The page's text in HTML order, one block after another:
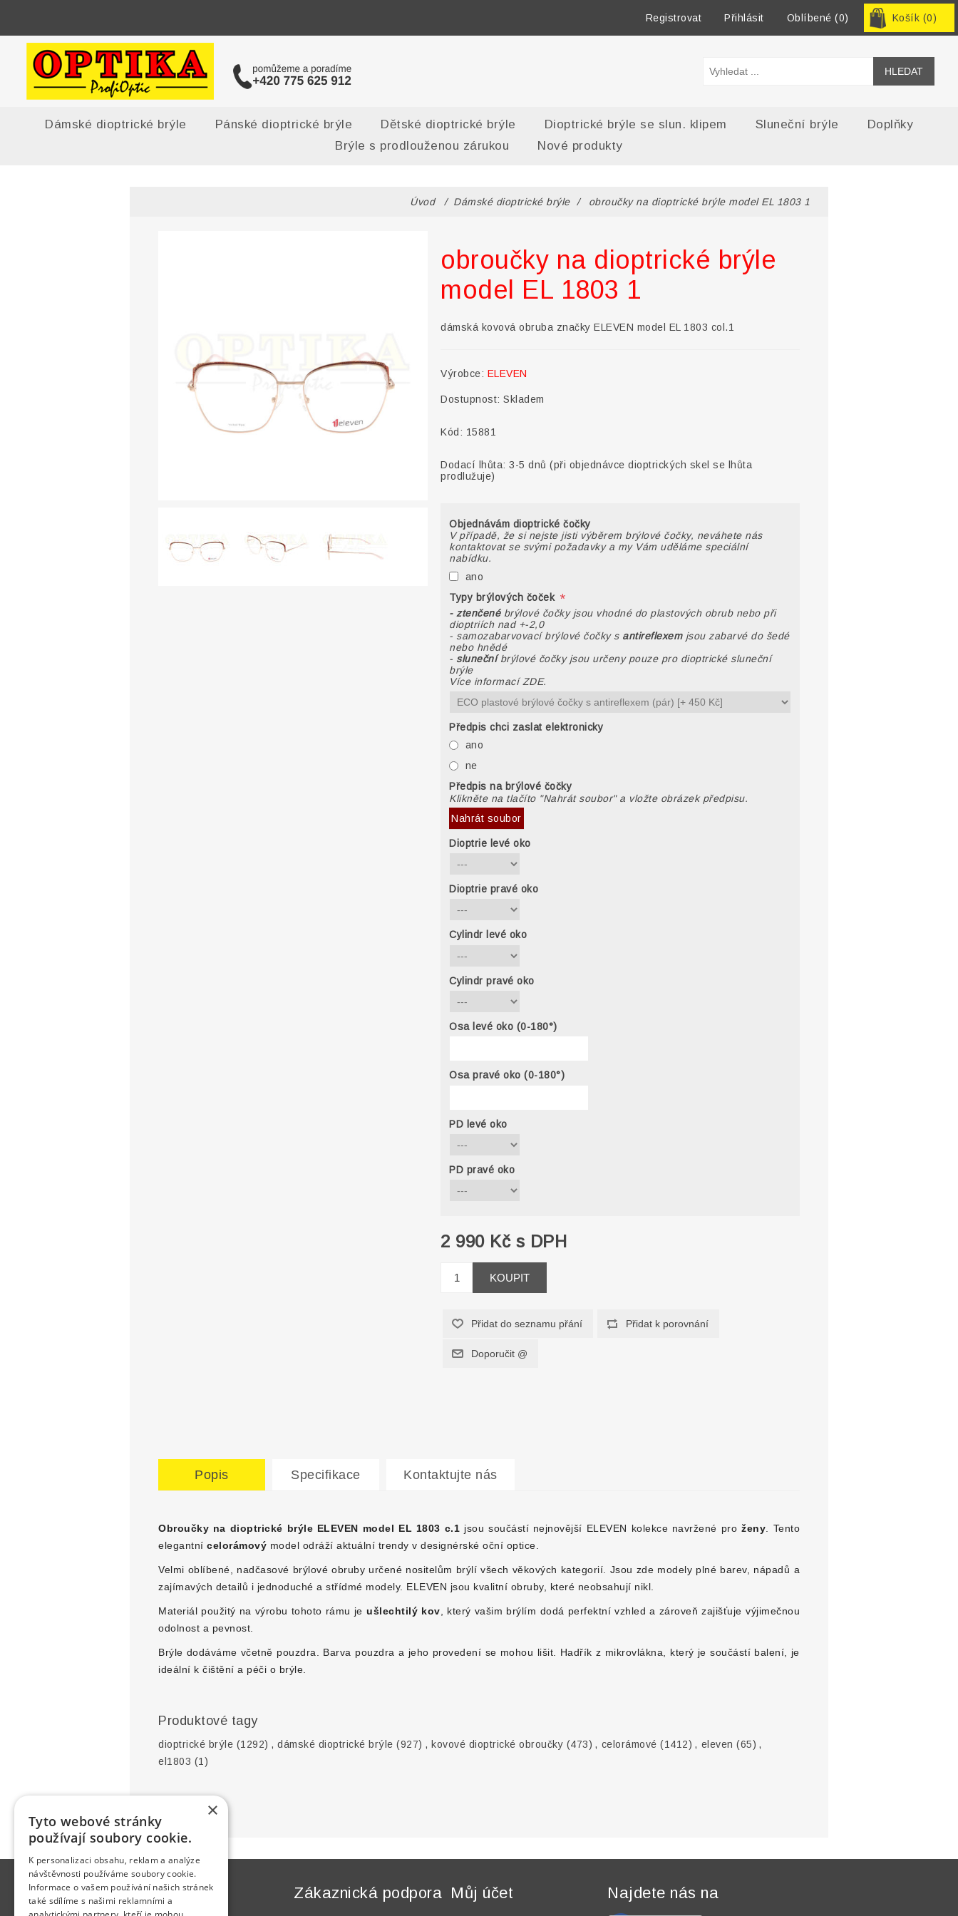
Registrovat Přihlásit Oblíbené (0) Košík (0)
Dámské dioptrické brýle Pánské dioptrické brýle Dětské dioptrické brýle Dioptrické brýle se slun. klipem Sluneční brýle
Doplňky
Brýle s prodlouženou zárukou
Nové produkty
Úvod / Dámské dioptrické brýle / obroučky na dioptrické brýle model EL 1803 1
obroučky na dioptrické brýle
model EL 1803 1
dámská kovová obruba značky ELEVEN model EL 1803 col.1
Výrobce: ELEVEN
Dostupnost: Skladem
Kód: 15881
Dodací lhůta: 3-5 dnů (při objednávce dioptrických skel se lhůta
prodlužuje)
Objednávám dioptrické čočky
V případě, že si nejste jisti výběrem brýlové čočky, neváhete nás
kontaktovat se svými požadavky a my Vám uděláme speciální
nabídku.
ano
Typy brýlových čoček *
- ztenčené brýlové čočky jsou vhodné do plastových obrub nebo při
dioptriích nad +-2,0
- samozabarvovací brýlové čočky s antireflexemjsou zabarvé do šedé
nebo hnědé
- slunečníbrýlové čočky jsou určeny pouze pro dioptrické sluneční
brýle
Více informací ZDE.
Předpis chci zaslat elektronicky
ano
ne
Předpis na brýlové čočky
Klikněte na tlačíto "Nahrát soubor" a vložte obrázek předpisu.
Nahrát soubor
Dioptrie levé oko
Dioptrie pravé oko
Cylindr levé oko
Cylindr pravé oko
Osa levé oko (0-180°)
Osa pravé oko (0-180°)
PD levé oko
PD pravé oko
2 990 Kč s DPH
Popis Specifikace Kontaktujte nás
Obroučky na dioptrické brýle ELEVEN model EL 1803 c.1 jsou součástí nejnovější ELEVEN kolekce navržené pro ženy . Tento
elegantní celorámový model odráží aktuální trendy v designérské oční optice.
Velmi oblíbené, nadčasové brýlové obruby určené nositelům brýlí všech věkových kategorií. Jsou zde modely plné barev, nápadů a
zajímavých detailů i jednoduché a střídmé modely. ELEVEN jsou kvalitní obruby, které neobsahují nikl.
Materiál použitý na výrobu tohoto rámu jeušlechtilý kov , který vašim brýlím dodá perfektní vzhled a zároveň zajišťuje výjimečnou
odolnost a pevnost.
Brýle dodáváme včetně pouzdra. Barva pouzdra a jeho provedení se mohou lišit. Hadřík z mikrovlákna, který je součástí balení, je
ideální k čištění a péči o brýle.
Produktové tagy
dioptrické brýle (1292) , dámské dioptrické brýle (927) , kovové dioptrické obroučky (473) , celorámové (1412) , eleven (65) ,
el1803 (1)
Informace Zákaznická podpora Můj účet Najdete nás na
×
Tyto webové stránky
používají soubory cookie.
K personalizaci obsahu, reklam a analýze
návštěvnosti používáme soubory cookie.
Informace o vašem používání našich stránek
také sdílíme s našimi reklamními a